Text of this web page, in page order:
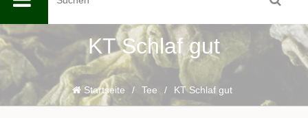
KT Schlaf gut
Startseite / Tee / KT Schlaf gut